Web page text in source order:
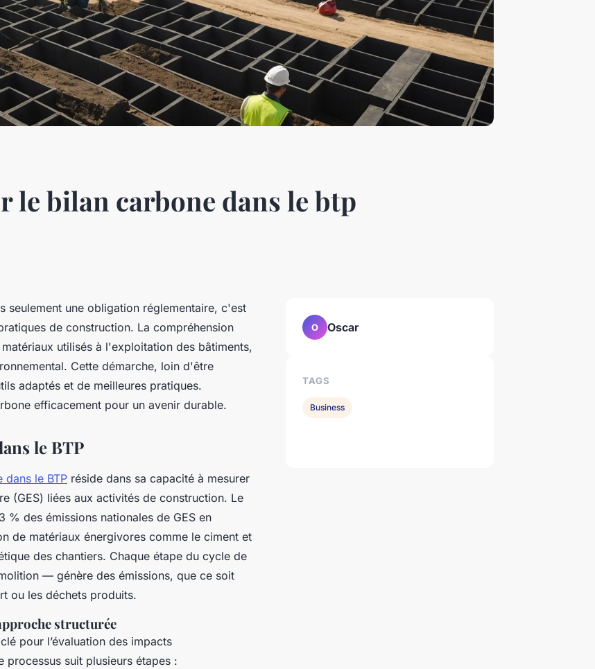
le bilan carbone dans le btp
seulement une obligation réglementaire, c'est
de construction. La compréhension
utilisés à l'exploitation des bâtiments,
Cette démarche, loin d'être
adaptés et de meilleures pratiques.
efficacement pour un avenir durable.
le BTP
le BTP réside dans sa capacité à mesurer
(GES) liées aux activités de construction. Le
% des émissions nationales de GES en
de matériaux énergivores comme le ciment et
des chantiers. Chaque étape du cycle de
— génère des émissions, que ce soit
ou les déchets produits.
structurée
pour l’évaluation des impacts
processus suit plusieurs étapes :
O Oscar
TAGS
Business